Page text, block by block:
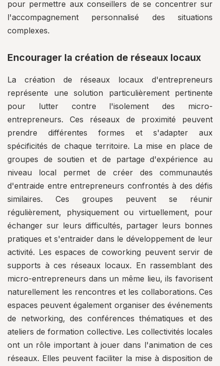
pour permettre aux conseillers de se concentrer sur
l'accompagnement personnalisé des situations
complexes.
Encourager la création de réseaux locaux
La création de réseaux locaux d'entrepreneurs
représente une solution particulièrement pertinente
pour lutter contre l'isolement des micro-
entrepreneurs. Ces réseaux de proximité peuvent
prendre différentes formes et s'adapter aux
spécificités de chaque territoire. La mise en place de
groupes de soutien et de partage d'expérience au
niveau local permet de créer des communautés
d'entraide entre entrepreneurs confrontés à des défis
similaires. Ces groupes peuvent se réunir
régulièrement, physiquement ou virtuellement, pour
échanger sur leurs difficultés, partager leurs bonnes
pratiques et s'entraider dans le développement de leur
activité. Les espaces de coworking peuvent servir de
supports à ces réseaux locaux. En rassemblant des
micro-entrepreneurs dans un même lieu, ils favorisent
naturellement les rencontres et les collaborations. Ces
espaces peuvent également organiser des événements
de networking, des conférences thématiques et des
ateliers de formation collective. Les collectivités locales
ont un rôle important à jouer dans l'animation de ces
réseaux. Elles peuvent faciliter la mise à disposition de